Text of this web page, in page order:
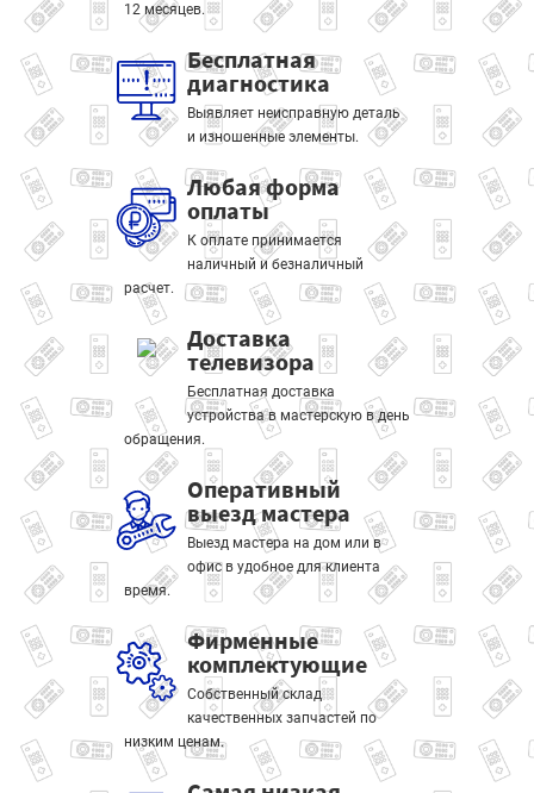
12 месяцев.
Бесплатная
диагностика
Выявляет неисправную деталь
и изношенные элементы.
Любая форма
оплаты
К оплате принимается
наличный и безналичный
расчет.
Доставка
телевизора
Бесплатная доставка
устройства в мастерскую в день
обращения.
Оперативный
выезд мастера
Выезд мастера на дом или в
офис в удобное для клиента
время.
Фирменные
комплектующие
Собственный склад
качественных запчастей по
низким ценам.